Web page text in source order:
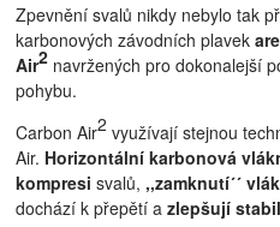
Zpevnění svalů nikdy nebylo tak
karbonových závodních plavek
Air2 navržených pro dokonalejší
pohybu.
Carbon Air2 využívají stejnou
Air. Horizontální karbonová
kompresisvalů, ,,zamknutí´´
dochází k přepětí azlepšují